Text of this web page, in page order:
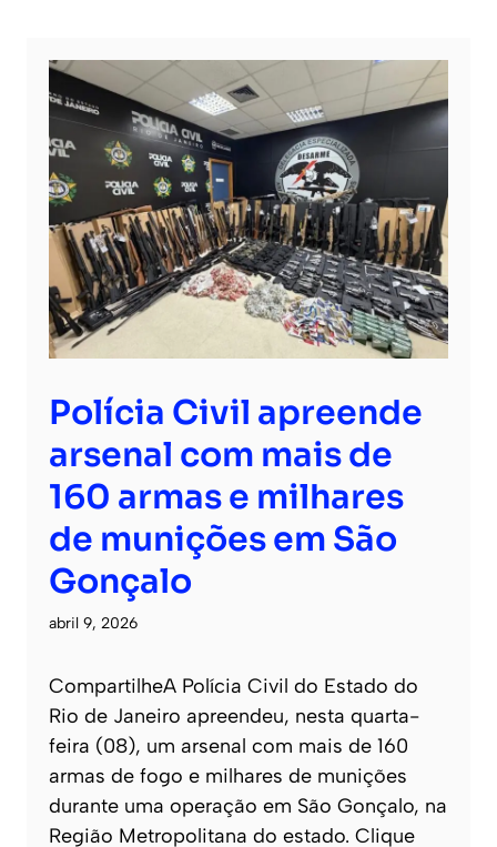
Polícia Civil apreende
arsenal com mais de
160 armas e milhares
de munições em São
Gonçalo
abril 9, 2026
CompartilheA Polícia Civil do Estado do
Rio de Janeiro apreendeu, nesta quarta-
feira (08), um arsenal com mais de 160
armas de fogo e milhares de munições
durante uma operação em São Gonçalo, na
Região Metropolitana do estado. Clique